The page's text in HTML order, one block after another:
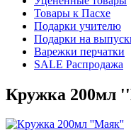
Товары к Пасхе
Подарки учителю
Подарки на
Варежки перчатки
SALE Распродажа
Кружка 200мл